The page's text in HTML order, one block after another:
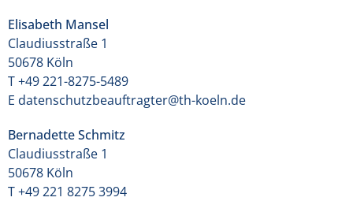
Elisabeth Mansel
Claudiusstraße 1
50678 Köln
T +49 221-8275-5489
E datenschutzbeauftragter@th-koeln.de
Bernadette Schmitz
Claudiusstraße 1
50678 Köln
T +49 221 8275 3994